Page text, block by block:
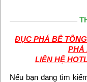
ĐỤC PHÁ BÊ
PHÁ
LIÊN HỆ
Nếu bạn đang tìm